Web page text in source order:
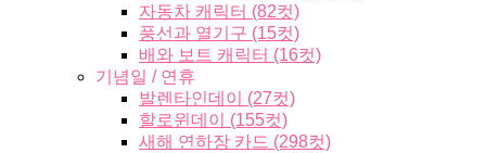
자동차 캐릭터 (82컷)
풍선과 열기구 (15컷)
배와 보트 캐릭터 (16컷)
기념일 / 연휴
발렌타인데이 (27컷)
할로윈데이 (155컷)
새해 연하장 카드 (298컷)